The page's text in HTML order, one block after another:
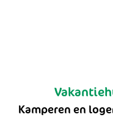
Kamperen en